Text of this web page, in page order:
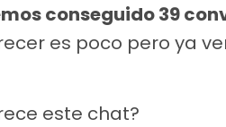
conseguido 39
es poco pero ya
este chat?